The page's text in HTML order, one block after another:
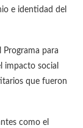
e identidad del
Programa para
impacto social
que fueron
como el